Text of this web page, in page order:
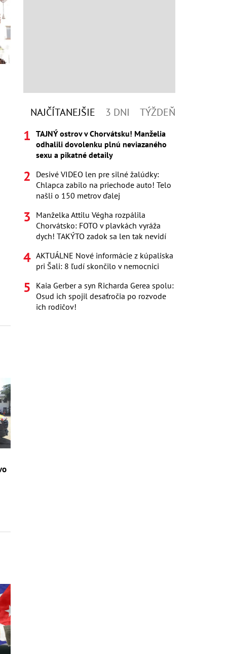
NAJČÍTANEJŠIE 3 DNI TÝŽDEŇ
TAJNÝ ostrov v Chorvátsku! Manželia
odhalili dovolenku plnú neviazaného
sexu a pikatné detaily
Desivé VIDEO len pre silné žalúdky:
Chlapca zabilo na priechode auto! Telo
našli o 150 metrov ďalej
Manželka Attilu Végha rozpálila
Chorvátsko: FOTO v plavkách vyráža
dych! TAKÝTO zadok sa len tak nevidí
AKTUÁLNE Nové informácie z kúpaliska
pri Šali: 8 ľudí skončilo v nemocnici
Kaia Gerber a syn Richarda Gerea spolu:
Osud ich spojil desaťročia po rozvode
ich rodičov!